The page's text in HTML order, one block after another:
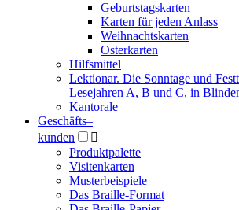
Geburtstagskarten
Karten für jeden Anlass
Weihnachtskarten
Osterkarten
Hilfsmittel
Lektionar. Die Sonntage und
Lesejahren A, B und C, in
Kantorale
Geschäfts­–
kunden

Produktpalette
Visitenkarten
Musterbeispiele
Das Braille-Format